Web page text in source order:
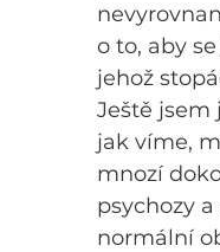
o to, aby
jehož
Ještě jsem
jak víme,
mnozí
psychozy
normální